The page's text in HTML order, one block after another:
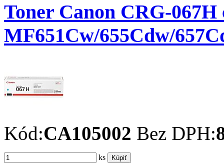
Toner Canon CRG-067H
MF651Cw/655Cdw/
Kód:CA105002 Bez DPH:
ks Kúpiť